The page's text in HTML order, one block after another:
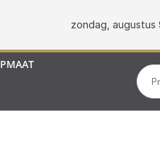
zondag, augustus